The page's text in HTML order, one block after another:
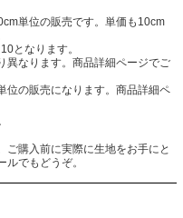
単位の販売です。単価も10cm
となります。
異なります。商品詳細ページでご
の販売になります。商品詳細ペ
ご購入前に実際に生地をお手にと
でもどうぞ。